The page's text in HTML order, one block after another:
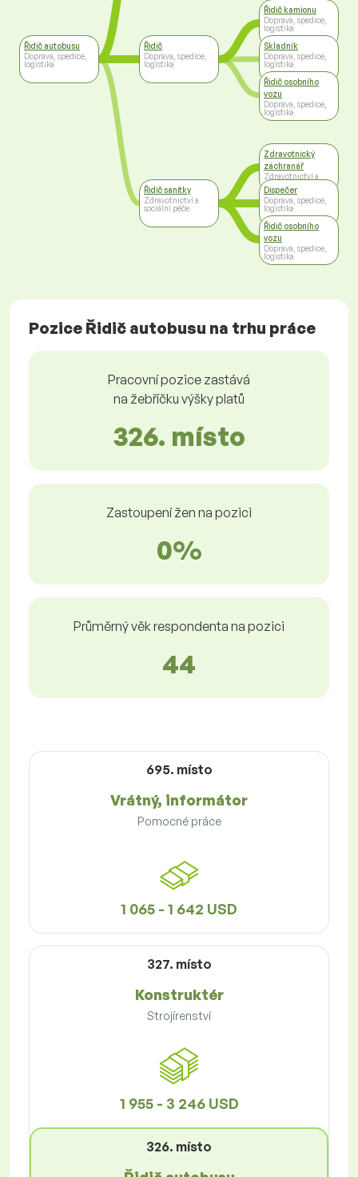
Řidič autobusu
Doprava, spedice,
logistika
Řidič
Doprava, spedice,
logistika
Řidič sanitky
Zdravotnictví a
sociální péče
Řidič kamionu
Doprava, spedice,
logistika
Skladník
Doprava, spedice,
logistika
Řidič osobního
vozu
Doprava, spedice,
logistika
Zdravotnický
záchranář
Zdravotnictví a
sociální péče
Dispečer
Doprava, spedice,
logistika
Řidič osobního
vozu
Doprava, spedice,
logistika
Pozice Řidič autobusu na trhu práce
Pracovní pozice zastává
na žebříčku výšky platů
326. místo
Zastoupení žen na pozici
0%
Průměrný věk respondenta na pozici
44
695. místo
Vrátný, informátor
Pomocné práce
1 065 - 1 642 USD
327. místo
Konstruktér
Strojírenství
1 955 - 3 246 USD
326. místo